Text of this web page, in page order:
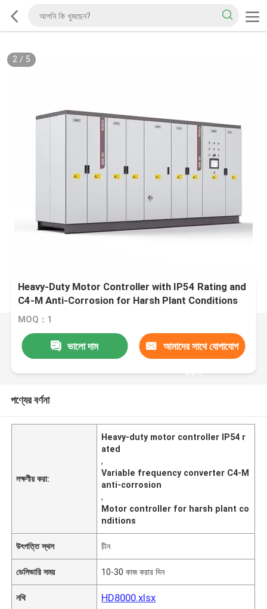
2/ 5
Heavy-Duty Motor Controller with IP54 Rating and
C4-M Anti-Corrosion for Harsh Plant Conditions
MOQ：1
ভালো দাম আমাদের সাথে যোগাযোগ
করুন
পণ্যের বর্ণনা
লক্ষণীয় করা:
Heavy-duty motor controller IP54 r
ated
,
Variable frequency converter C4-M
anti-corrosion
,
Motor controller for harsh plant co
nditions
উৎপত্তি স্থল চীন
ডেলিভারি সময় 10-30 কাজ করার দিন
নথি HD8000.xlsx